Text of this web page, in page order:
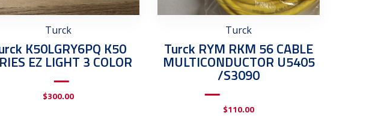
Turck
K50LGRY6PQ K50
EZ LIGHT 3 COLOR
$300.00
Turck
Turck RYM RKM 56 CABLE
MULTICONDUCTOR U5405
/S3090
$110.00